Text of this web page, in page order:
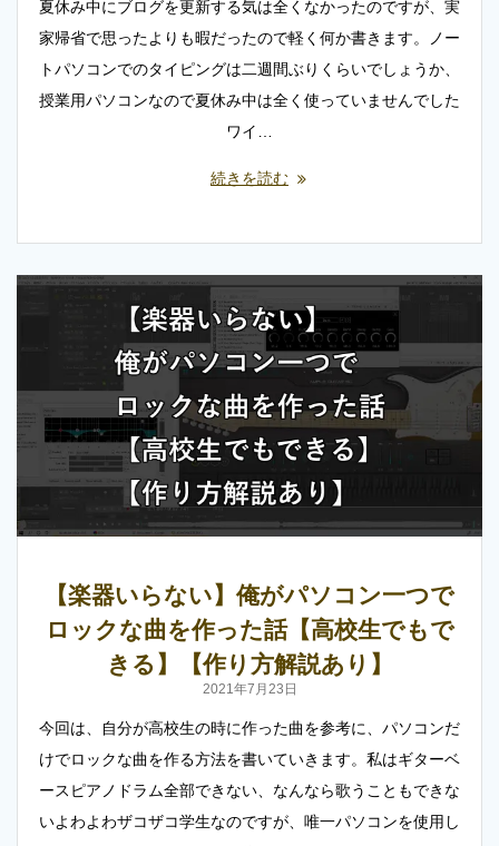
夏休み中にブログを更新する気は全くなかったのですが、実
家帰省で思ったよりも暇だったので軽く何か書きます。ノー
トパソコンでのタイピングは二週間ぶりくらいでしょうか、
授業用パソコンなので夏休み中は全く使っていませんでした
ワイ…
続きを読む
【楽器いらない】俺がパソコン一つで
ロックな曲を作った話【高校生でもで
きる】【作り方解説あり】
2021年7月23日
今回は、自分が高校生の時に作った曲を参考に、パソコンだ
けでロックな曲を作る方法を書いていきます。私はギターベ
ースピアノドラム全部できない、なんなら歌うこともできな
いよわよわザコザコ学生なのですが、唯一パソコンを使用し